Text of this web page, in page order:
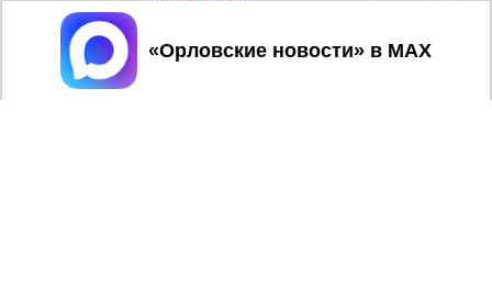
Принять